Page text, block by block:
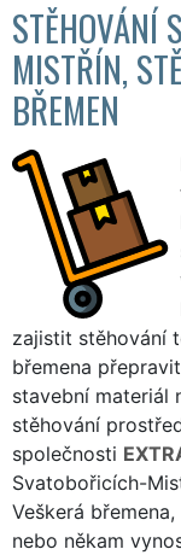
STĚHOVÁNÍ
MISTŘÍN,
BŘEMEN
zajistit stěhování
břemena
stavební materiál
stěhování
společnosti
Svatobořicích-
Veškerá
nebo někam